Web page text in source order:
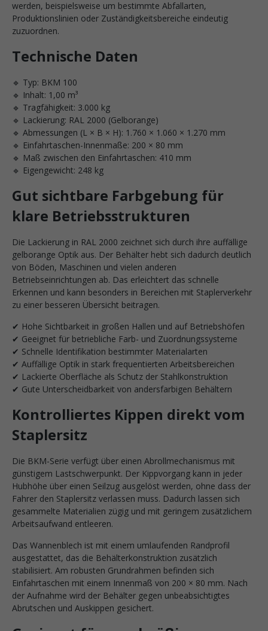
werden, beispielsweise um bestimmte Abfallarten,
Produktionslinien oder Zuständigkeitsbereiche eindeutig
zuzuordnen.
Technische Daten
🔹 Typ: BKM 100
🔹 Inhalt: 1,00 m³
🔹 Tragfähigkeit: 3.000 kg
🔹 Lackierung: RAL 2000 (Gelborange)
🔹 Abmessungen (L × B × H): 1.760 × 1.060 × 1.270 mm
🔹 Einfahrtaschen-Innenmaße: 200 × 80 mm
🔹 Maß zwischen den Einfahrtaschen: 410 mm
🔹 Eigengewicht: 248 kg
Gut sichtbare Farbgebung für
klare Betriebsstrukturen
Die Lackierung in RAL 2000 zeichnet sich durch ihre auffällige
gelborange Optik aus. Der Behälter hebt sich dadurch deutlich
von Böden, Maschinen und vielen anderen
Betriebseinrichtungen ab. Das erleichtert das schnelle
Erkennen und kann besonders in Bereichen mit Staplerverkehr
zu einer besseren Übersicht beitragen.
✔ Hohe Sichtbarkeit in großen Hallen und auf Betriebshöfen
✔ Geeignet für betriebliche Farb- und Zuordnungssysteme
✔ Schnelle Identifikation bestimmter Materialarten
✔ Auffällige Optik in stark frequentierten Arbeitsbereichen
✔ Lackierte Oberfläche als Schutz der Stahlkonstruktion
✔ Gute Unterscheidbarkeit von andersfarbigen Behältern
Kontrolliertes Kippen direkt vom
Staplersitz
Die BKM-Serie verfügt über einen Abrollmechanismus mit
günstigem Lastschwerpunkt. Der Kippvorgang kann in jeder
Hubhöhe über einen Seilzug ausgelöst werden, ohne dass der
Fahrer den Staplersitz verlassen muss. Dadurch lassen sich
gesammelte Materialien zügig und mit geringem zusätzlichem
Arbeitsaufwand entleeren.
Das Wannenblech ist mit einem umlaufenden Randprofil
ausgestattet, das die Behälterkonstruktion zusätzlich
stabilisiert. Am robusten Grundrahmen befinden sich
Einfahrtaschen mit einem Innenmaß von 200 × 80 mm. Nach
der Aufnahme wird der Behälter gegen unbeabsichtigtes
Abrutschen und Auskippen gesichert.